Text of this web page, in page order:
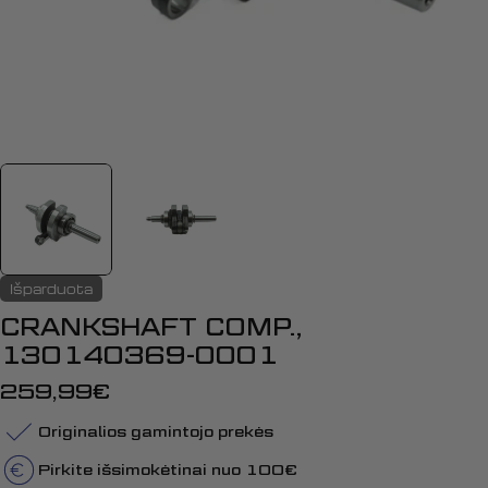
Išparduota
CRANKSHAFT COMP.,
130140369-0001
Įprasta
kaina
259,99€
Originalios gamintojo prekės
Pirkite išsimokėtinai nuo 100€